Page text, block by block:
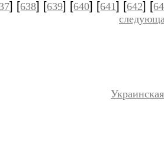
] [638] [639] [640] [641] [642] [